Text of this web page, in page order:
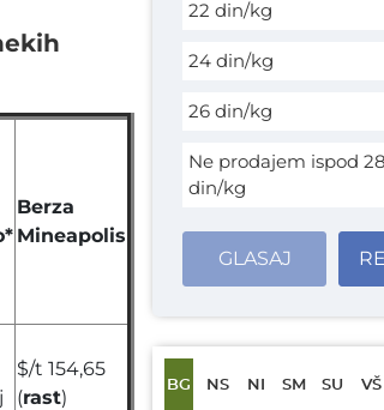
Berza
Mineapolis
$/t 154,65
(rast)
22 din/kg
24 din/kg
26 din/kg
Ne prodajem ispod 28
din/kg
GLASAJ
BG NS NI SM SU VŠ